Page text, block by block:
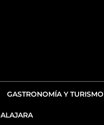
GASTRONOMÍA Y TURISMO